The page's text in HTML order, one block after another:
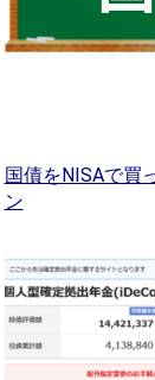
国債をNISAで買
ン